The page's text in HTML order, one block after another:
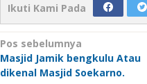
Ikuti Kami Pada
Navigasi
pos
Pos sebelumnya
Masjid Jamik bengkulu Atau
dikenal Masjid Soekarno.